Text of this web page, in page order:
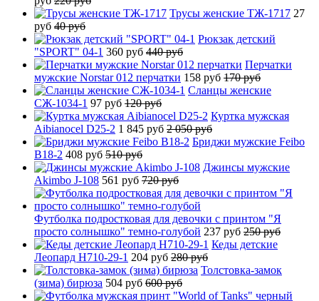
Трусы женские ТЖ-1717 27
руб 40 руб
Рюкзак детский
"SPORT" 04-1 360 руб 440 руб
Перчатки
мужские Norstar 012 перчатки 158 руб 170 руб
Сланцы женские
СЖ-1034-1 97 руб 120 руб
Куртка мужская
Aibianocel D25-2 1 845 руб 2 050 руб
Бриджи мужские Feibo
B18-2 408 руб 510 руб
Джинсы мужские
Akimbo J-108 561 руб 720 руб
Футболка подростковая для девочки с принтом "Я
просто солнышко" темно-голубой 237 руб 250 руб
Кеды детские
Леопард H710-29-1 204 руб 280 руб
Толстовка-замок
(зима) бирюза 504 руб 600 руб